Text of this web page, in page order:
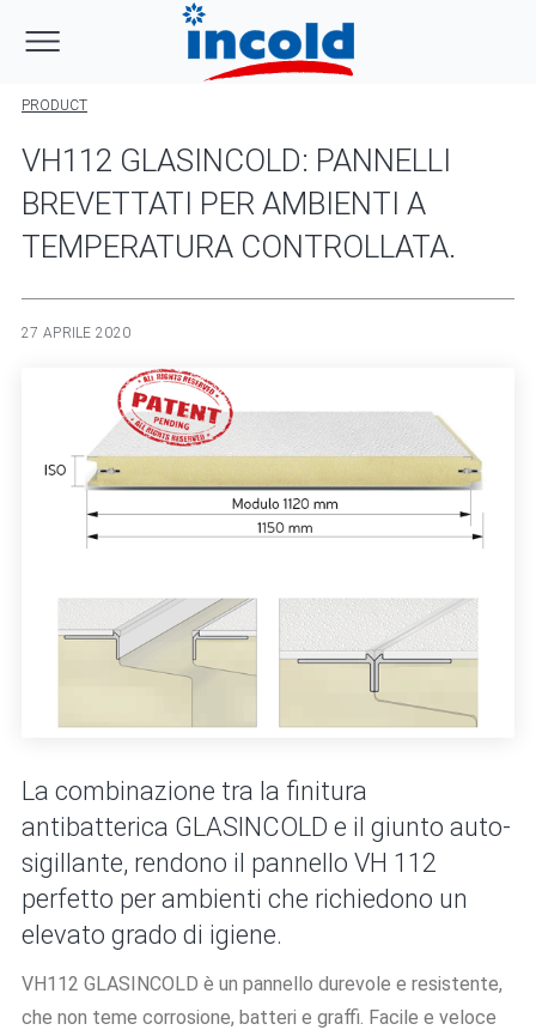
PRODUCT
VH112 GLASINCOLD: PANNELLI
BREVETTATI PER AMBIENTI A
TEMPERATURA CONTROLLATA.
27 APRILE 2020
La combinazione tra la finitura
antibatterica GLASINCOLD e il giunto auto-
sigillante, rendono il pannello VH 112
perfetto per ambienti che richiedono un
elevato grado di igiene.
VH112 GLASINCOLD è un pannello durevole e resistente,
che non teme corrosione, batteri e graffi. Facile e veloce